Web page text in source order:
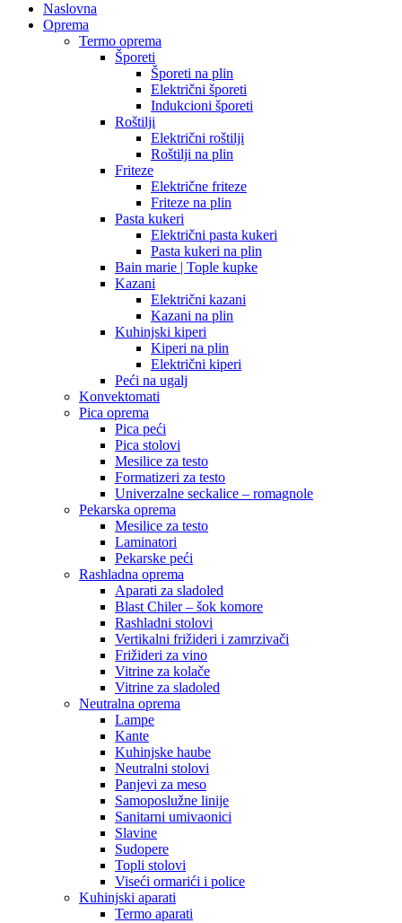
Naslovna
Oprema
Termo oprema
Šporeti
Šporeti na plin
Električni šporeti
Indukcioni šporeti
Roštilji
Električni roštilji
Roštilji na plin
Friteze
Električne friteze
Friteze na plin
Pasta kukeri
Električni pasta kukeri
Pasta kukeri na plin
Bain marie | Tople kupke
Kazani
Električni kazani
Kazani na plin
Kuhinjski kiperi
Kiperi na plin
Električni kiperi
Peći na ugalj
Konvektomati
Pica oprema
Pica peći
Pica stolovi
Mesilice za testo
Formatizeri za testo
Univerzalne seckalice – romagnole
Pekarska oprema
Mesilice za testo
Laminatori
Pekarske peći
Rashladna oprema
Aparati za sladoled
Blast Chiler – šok komore
Rashladni stolovi
Vertikalni frižideri i zamrzivači
Frižideri za vino
Vitrine za kolače
Vitrine za sladoled
Neutralna oprema
Lampe
Kante
Kuhinjske haube
Neutralni stolovi
Panjevi za meso
Samoposlužne linije
Sanitarni umivaonici
Slavine
Sudopere
Topli stolovi
Viseći ormarići i police
Kuhinjski aparati
Termo aparati